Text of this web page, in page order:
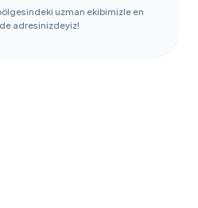
uzman ekibimizle en
adresinizdeyiz!